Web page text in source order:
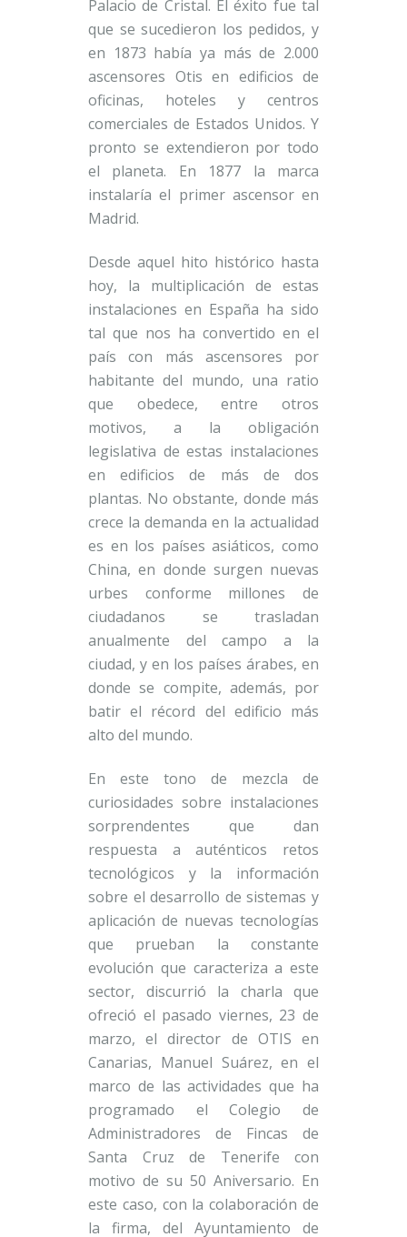
Palacio de Cristal. El éxito fue tal
que se sucedieron los pedidos, y
en 1873 había ya más de 2.000
ascensores Otis en edificios de
oficinas, hoteles y centros
comerciales de Estados Unidos. Y
pronto se extendieron por todo
el planeta. En 1877 la marca
instalaría el primer ascensor en
Madrid.
Desde aquel hito histórico hasta
hoy, la multiplicación de estas
instalaciones en España ha sido
tal que nos ha convertido en el
país con más ascensores por
habitante del mundo, una ratio
que obedece, entre otros
motivos, a la obligación
legislativa de estas instalaciones
en edificios de más de dos
plantas. No obstante, donde más
crece la demanda en la actualidad
es en los países asiáticos, como
China, en donde surgen nuevas
urbes conforme millones de
ciudadanos se trasladan
anualmente del campo a la
ciudad, y en los países árabes, en
donde se compite, además, por
batir el récord del edificio más
alto del mundo.
En este tono de mezcla de
curiosidades sobre instalaciones
sorprendentes que dan
respuesta a auténticos retos
tecnológicos y la información
sobre el desarrollo de sistemas y
aplicación de nuevas tecnologías
que prueban la constante
evolución que caracteriza a este
sector, discurrió la charla que
ofreció el pasado viernes, 23 de
marzo, el director de OTIS en
Canarias, Manuel Suárez, en el
marco de las actividades que ha
programado el Colegio de
Administradores de Fincas de
Santa Cruz de Tenerife con
motivo de su 50 Aniversario. En
este caso, con la colaboración de
la firma, del Ayuntamiento de